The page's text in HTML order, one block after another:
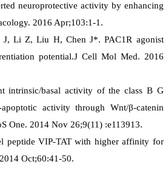
neuroprotective activity by enhancing
2016 Apr;103:1-1.
J, Li Z, Liu H, Chen J*.PAC1R agonist
potential.J Cell Mol Med. 2016
intrinsic/basal activity of the class B G
activity through Wnt/β-catenin
One. 2014 Nov 26;9(11) :e113913.
peptide VIP-TAT with higher affinity for
Oct;60:41-50.